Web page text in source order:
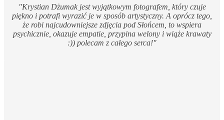
"Krystian Dżumak jest wyjątkowym fotografem, który czuje
piękno i potrafi wyrazić je w sposób artystyczny. A oprócz tego,
że robi najcudowniejsze zdjęcia pod Słońcem, to wspiera
psychicznie, okazuje empatie, przypina welony i wiąże krawaty
:)) polecam z całego serca!"